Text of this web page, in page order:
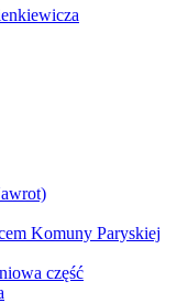
Komuny Paryskiej
część